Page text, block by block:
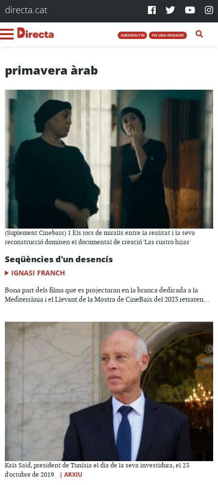
directa.cat
SUBSCRIU-T'HI FES UNA DONACIÓ
primavera àrab
(Suplement Cinebaix) 1 Els jocs de miralls entre la realitat i la seva
reconstrucció dominen el documental de creació 'Las cuatro hijas'
Seqüències d'un desencís
IGNASI FRANCH
Bona part dels films que es projectaran en la branca dedicada a la
Mediterrània i el Llevant de la Mostra de CineBaix del 2023 retraten...
Kaïs Saïd, president de Tunísia el dia de la seva investidura, el 23
d'octubre de 2019.
| ARXIU